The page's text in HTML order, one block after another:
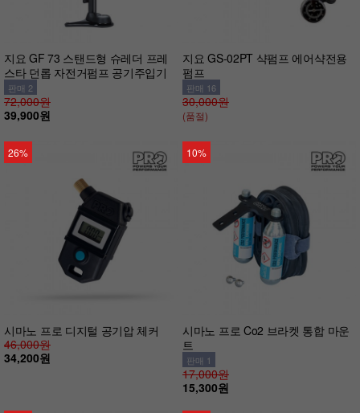
지요 GF 73 스탠드형 슈레더 프레
스타 던롭 자전거펌프 공기주입기
판매 2
72,000원
39,900원
지요 GS-02PT 샥펌프 에어샥전용
펌프
판매 16
30,000원
(품절)
26%
시마노 프로 디지털 공기압 체커
46,000원
34,200원
10%
시마노 프로 Co2 브라켓 통합 마운
트
판매 1
17,000원
15,300원